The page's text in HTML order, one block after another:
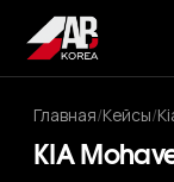
Главная/Кейсы/
KIA